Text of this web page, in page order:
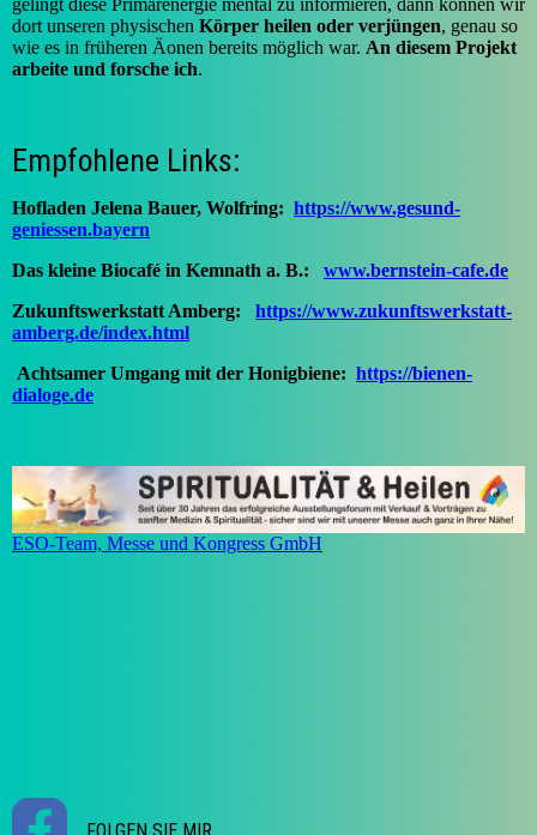
gelingt diese Primärenergie mental zu informieren, dann können wir
dort unseren physischen Körper heilen oder verjüngen, genau so
wie es in früheren Äonen bereits möglich war. An diesem Projekt
arbeite und forsche ich.
Empfohlene Links:
Hofladen Jelena Bauer, Wolfring: https://www.gesund-
geniessen.bayern
Das kleine Biocafé in Kemnath a. B.: www.bernstein-cafe.de
Zukunftswerkstatt Amberg: https://www.zukunftswerkstatt-
amberg.de/index.html
Achtsamer Umgang mit der Honigbiene: https://bienen-
dialoge.de
ESO-Team, Messe und Kongress GmbH